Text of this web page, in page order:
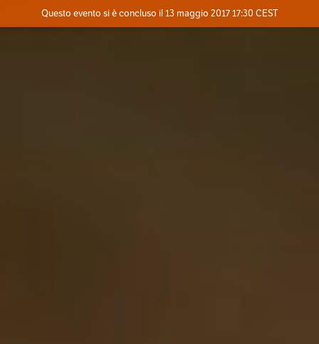
Dove
Questo evento si è concluso il 13 maggio 2017 17:30 CEST